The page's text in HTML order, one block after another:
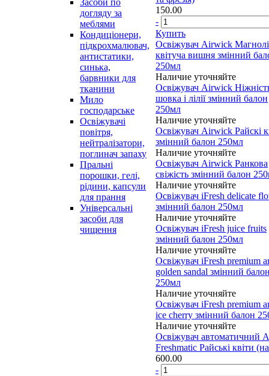
Засоби по
догляду за
меблями
Кондиціонери,
підкрохмалювач,
антистатики,
синька,
барвники для
тканини
Мило
господарське
Освіжувачі
повітря,
нейтралізатори,
поглинач запаху
Пральні
порошки, гелі,
рідини, капсули
для прання
Універсальні
засоби для
чищення
150.00
-
Купить
Освіжувач Airwick
квітуча вишня змінний
250мл
Наличие уточняйте
Освіжувач Airwick
шовка і лілії змінний балон
250мл
Наличие уточняйте
Освіжувач Airwick Райскі
змінний балон 250мл
Наличие уточняйте
Освіжувач Airwick Ранкова
свіжість змінний балон
Наличие уточняйте
Освіжувач iFresh delicate
змінний балон 250мл
Наличие уточняйте
Освіжувач iFresh juice fruits
змінний балон 250мл
Наличие уточняйте
Освіжувач iFresh premium
golden sandal змінний
250мл
Наличие уточняйте
Освіжувач iFresh premium
ice cherry змінний балон
Наличие уточняйте
Освіжувач автоматичний
Freshmatiс Райські квіти
600.00
-